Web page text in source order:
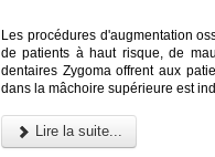
Les procédures d'augmentation
de patients à haut risque, de
dentaires Zygoma offrent aux
dans la mâchoire supérieure est
Lire la suite...